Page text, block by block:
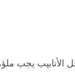
يجب